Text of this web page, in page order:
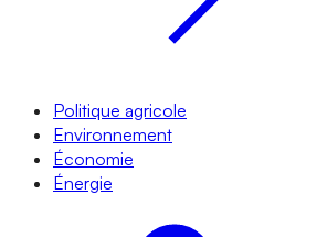
Politique agricole
Environnement
Économie
Énergie